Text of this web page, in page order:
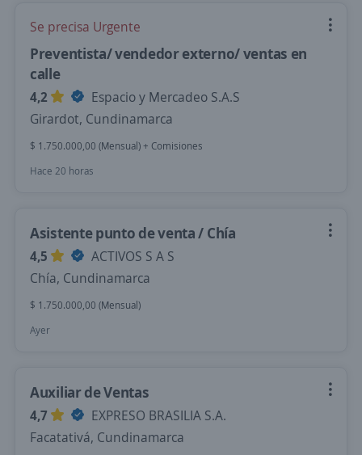
Se precisa Urgente
Preventista/ vendedor externo/ ventas en
calle
4,2
Espacio y Mercadeo S.A.S
Girardot, Cundinamarca
$ 1.750.000,00 (Mensual) + Comisiones
Hace 20 horas
Asistente punto de venta / Chía
4,5
ACTIVOS S A S
Chía, Cundinamarca
$ 1.750.000,00 (Mensual)
Ayer
Auxiliar de Ventas
4,7
EXPRESO BRASILIA S.A.
Facatativá, Cundinamarca